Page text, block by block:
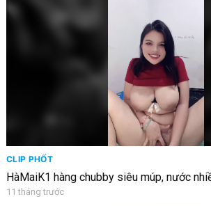
CLIP PHỐT
HàMaiK1 hàng chubby siêu múp, nước
11 tháng trước